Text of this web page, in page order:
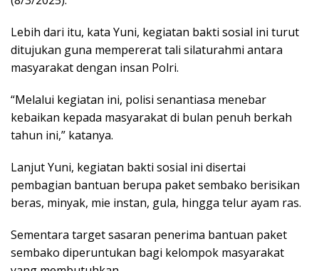
Lebih dari itu, kata Yuni, kegiatan bakti sosial ini turut
ditujukan guna mempererat tali silaturahmi antara
masyarakat dengan insan Polri.
“Melalui kegiatan ini, polisi senantiasa menebar
kebaikan kepada masyarakat di bulan penuh berkah
tahun ini,” katanya.
Lanjut Yuni, kegiatan bakti sosial ini disertai
pembagian bantuan berupa paket sembako berisikan
beras, minyak, mie instan, gula, hingga telur ayam ras.
Sementara target sasaran penerima bantuan paket
sembako diperuntukan bagi kelompok masyarakat